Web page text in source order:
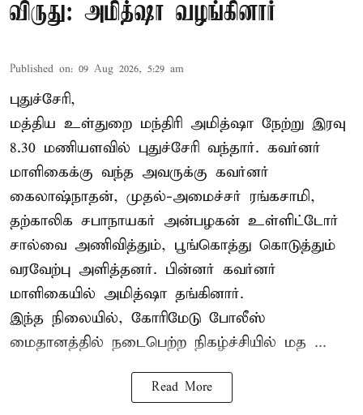
விருது: அமித்ஷா வழங்கினார்
Published on: 09 Aug 2026, 5:29 am
புதுச்சேரி,
மத்திய உள்துறை மந்திரி அமித்ஷா நேற்று இரவு
8.30 மணியளவில் புதுச்சேரி வந்தார். கவர்னர்
மாளிகைக்கு வந்த அவருக்கு கவர்னர்
கைலாஷ்நாதன், முதல்-அமைச்சர் ரங்கசாமி,
தற்காலிக சபாநாயகர் அன்பழகன் உள்ளிட்டோர்
சால்வை அணிவித்தும், பூங்கொத்து கொடுத்தும்
வரவேற்பு அளித்தனர். பின்னர் கவர்னர்
மாளிகையில் அமித்ஷா தங்கினார்.
இந்த நிலையில், கோரிமேடு போலீஸ்
மைதானத்தில் நடைபெற்ற நிகழ்ச்சியில் மத ...
Read More